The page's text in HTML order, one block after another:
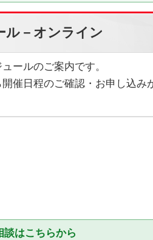
ル－オンライン
ールのご案内です。
催日程のご確認・お申し込み
談はこちらから